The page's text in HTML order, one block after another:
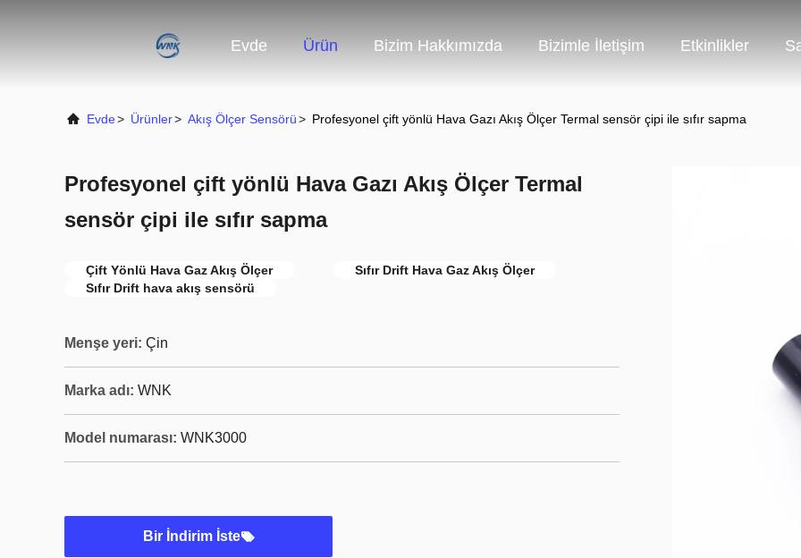
Evde Ürün Bizim Hakkımızda Bizimle İletişim Etkinlikler
Evde> Ürünler> Akış Ölçer Sensörü> Profesyonel çift yönlü Hava Gazı Akış Ölçer Termal sensör çipi ile sıfır sapma
Profesyonel çift yönlü Hava Gazı Akış Ölçer Termal
sensör çipi ile sıfır sapma
Çift Yönlü Hava Gaz Akış Ölçer
Sıfır Drift Hava Gaz Akış Ölçer
Sıfır Drift hava akış sensörü
Menşe yeri: Çin
Marka adı: WNK
Model numarası: WNK3000
Bir İndirim İste